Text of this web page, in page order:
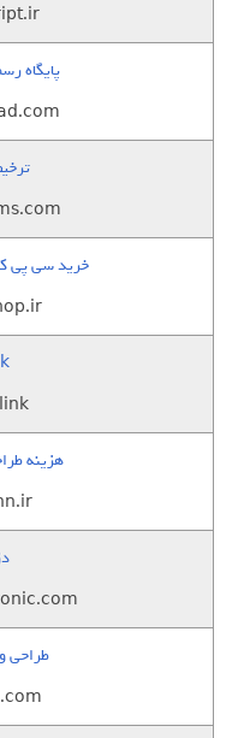
پایگاه
خرید سی پی
هزینه
طراحی